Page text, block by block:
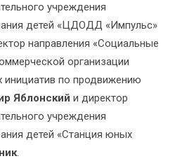
учреждения
детей «ЦДОДД «Импульс»
направления «Социальные
организации
инициатив по продвижению
Яблонский и директор
учреждения
детей «Станция юных
.